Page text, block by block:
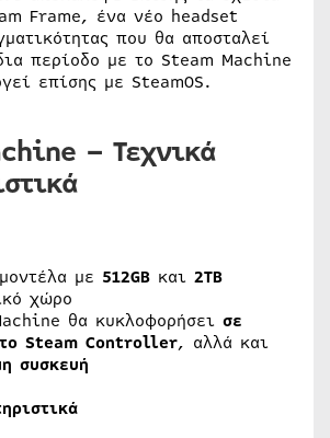
Frame, ένα νέο headset
που θα αποσταλεί
περίοδο με το Steam Machine
επίσης με SteamOS.
– Τεχνικά
με 512GB και 2TB
χώρο
θα κυκλοφορήσει σε
Steam Controller, αλλά και
συσκευή